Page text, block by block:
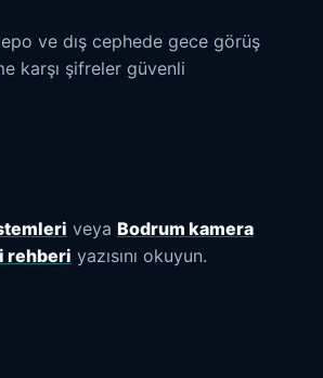
ve dış cephede gece görüş
karşı şifreler güvenli
veya Bodrum kamera
rehberi yazısını okuyun.